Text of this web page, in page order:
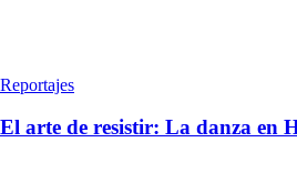
Reportajes
El arte de resistir: La danza en